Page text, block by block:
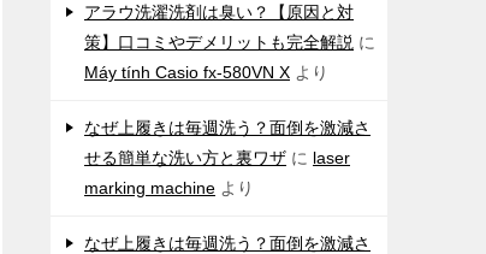
アラウ洗濯洗剤は臭い？【原因と対
策】口コミやデメリットも完全解説 に
Máy tính Casio fx-580VN X より
なぜ上履きは毎週洗う？面倒を激減さ
せる簡単な洗い方と裏ワザ に laser
marking machine より
なぜ上履きは毎週洗う？面倒を激減さ